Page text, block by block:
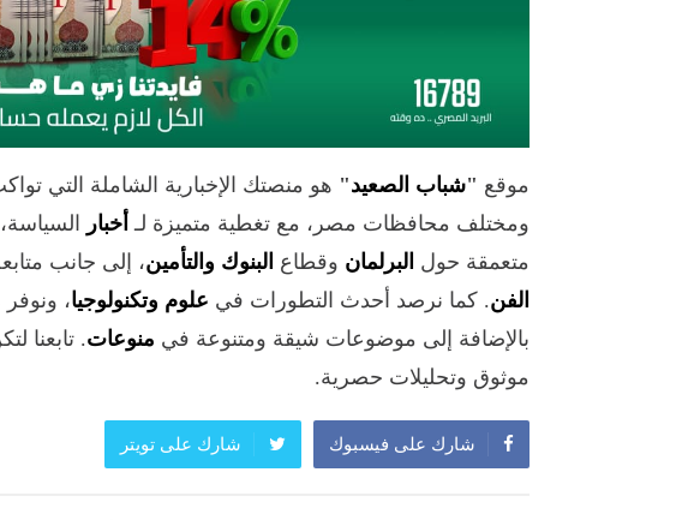
موقع "شباب الصعيد" هو منصتك الإخبارية الشاملة التي
ومختلف محافظات مصر، مع تغطية متميزة لـ أخبار
متعمقة حول البرلمان وقطاع البنوك والتأمين، إلى جانب
الفن. كما نرصد أحدث التطورات في علوم وتكنولوجيا،
بالإضافة إلى موضوعات شيقة ومتنوعة في منوعات. تابعنا
موثوق وتحليلات حصرية.
شارك على فيسبوك شارك على تويتر